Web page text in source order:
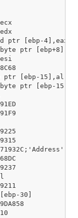
ptr [ebp-4],eax
ptr [ebp+8]
ptr [ebp-15],al
ptr [ebp-15]
30]